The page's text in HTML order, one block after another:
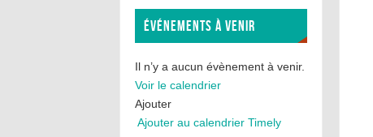
ÉVÉNEMENTS À VENIR
Il n’y a aucun évènement à venir.
Voir le calendrier
Ajouter
Ajouter au calendrier Timely